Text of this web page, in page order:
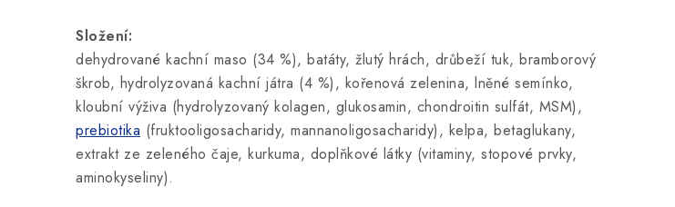
Složení:
dehydrované kachní maso (34 %), batáty, žlutý hrách, drůbeží tuk, bramborový
škrob, hydrolyzovaná kachní játra (4 %), kořenová zelenina, lněné semínko,
kloubní výživa (hydrolyzovaný kolagen, glukosamin, chondroitin sulfát, MSM),
prebiotika (fruktooligosacharidy, mannanoligosacharidy), kelpa, betaglukany,
extrakt ze zeleného čaje, kurkuma, doplňkové látky (vitaminy, stopové prvky,
aminokyseliny).